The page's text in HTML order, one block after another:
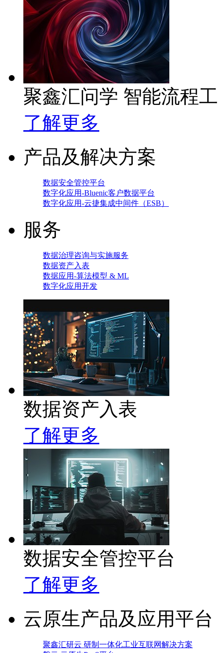
聚鑫汇问学 智能流程
了解更多
产品及解决方案
数据安全管控平台
数字化应用-Bluenic客户数据平台
数字化应用-云捷集成中间件（ESB）
服务
数据治理咨询与实施服务
数据资产入表
数据应用-算法模型 & ML
数字化应用开发
数据资产入表
了解更多
数据安全管控平台
了解更多
云原生产品及应用平台
聚鑫汇研云 研制一体化工业互联网解决方案